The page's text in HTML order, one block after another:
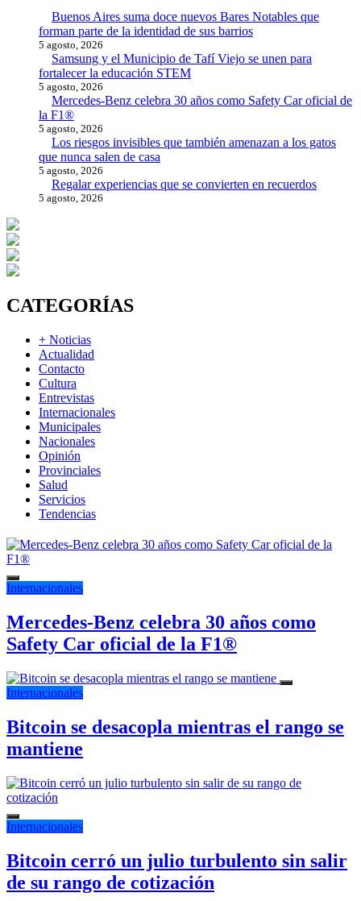
Buenos Aires suma doce nuevos Bares Notables que
forman parte de la identidad de sus barrios
5 agosto, 2026
Samsung y el Municipio de Tafí Viejo se unen para
fortalecer la educación STEM
5 agosto, 2026
Mercedes-Benz celebra 30 años como Safety Car oficial de
la F1®
5 agosto, 2026
Los riesgos invisibles que también amenazan a los gatos
que nunca salen de casa
5 agosto, 2026
Regalar experiencias que se convierten en recuerdos
5 agosto, 2026
CATEGORÍAS
+ Noticias
Actualidad
Contacto
Cultura
Entrevistas
Internacionales
Municipales
Nacionales
Opinión
Provinciales
Salud
Servicios
Tendencias
Internacionales
Mercedes-Benz celebra 30 años como
Safety Car oficial de la F1®
Internacionales
Bitcoin se desacopla mientras el rango se
mantiene
Internacionales
Bitcoin cerró un julio turbulento sin salir
de su rango de cotización